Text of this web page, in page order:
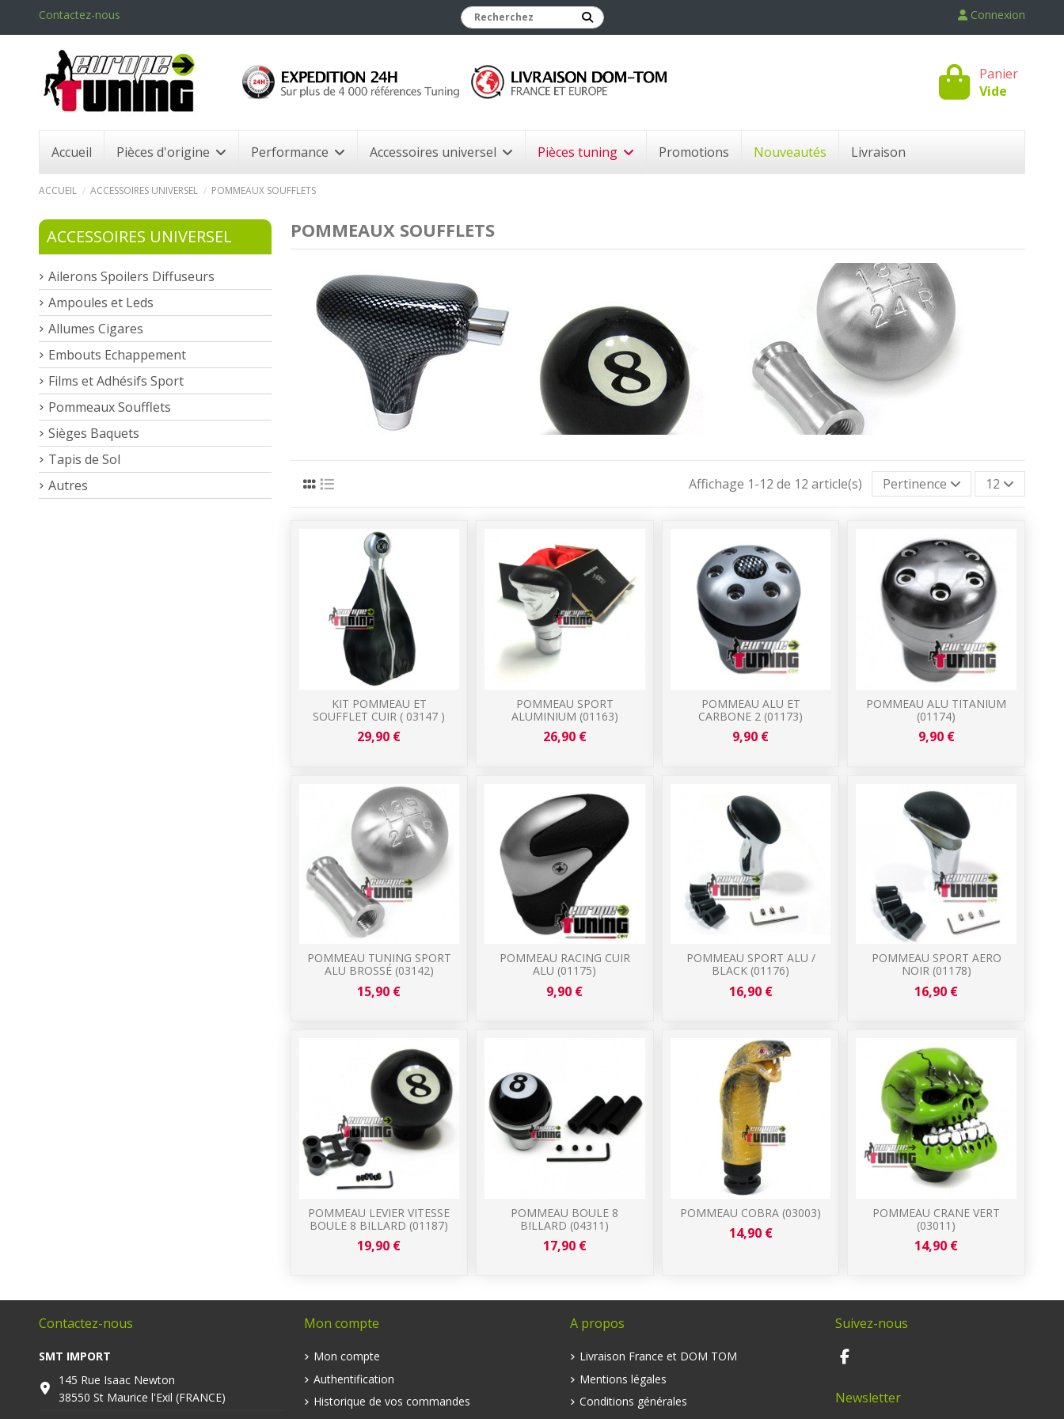
Contactez-nous Connexion
Panier
Vide
Accueil Pièces d'origine Performance Accessoires universel Pièces tuning Promotions Nouveautés Livraison
ACCUEIL ACCESSOIRES UNIVERSEL POMMEAUX SOUFFLETS
POMMEAUX SOUFFLETS
Affichage 1-12 de 12 article(s) Pertinence 12
KIT POMMEAU ET
SOUFFLET CUIR ( 03147 )
29,90 €
POMMEAU SPORT
ALUMINIUM (01163)
26,90 €
POMMEAU ALU ET
CARBONE 2 (01173)
9,90 €
POMMEAU ALU TITANIUM
(01174)
9,90 €
POMMEAU TUNING SPORT
ALU BROSSÉ (03142)
15,90 €
POMMEAU RACING CUIR
ALU (01175)
9,90 €
POMMEAU SPORT ALU /
BLACK (01176)
16,90 €
POMMEAU SPORT AERO
NOIR (01178)
16,90 €
POMMEAU LEVIER VITESSE
BOULE 8 BILLARD (01187)
19,90 €
POMMEAU BOULE 8
BILLARD (04311)
17,90 €
POMMEAU COBRA (03003)
14,90 €
POMMEAU CRANE VERT
(03011)
14,90 €
ACCESSOIRES UNIVERSEL
Ailerons Spoilers Diffuseurs
Ampoules et Leds
Allumes Cigares
Embouts Echappement
Films et Adhésifs Sport
Pommeaux Soufflets
Sièges Baquets
Tapis de Sol
Autres
Contactez-nous
SMT IMPORT
145 Rue Isaac Newton
38550 St Maurice l'Exil (FRANCE)
Mon compte
Mon compte
Authentification
Historique de vos commandes
A propos
Livraison France et DOM TOM
Mentions légales
Conditions générales
Suivez-nous
Newsletter